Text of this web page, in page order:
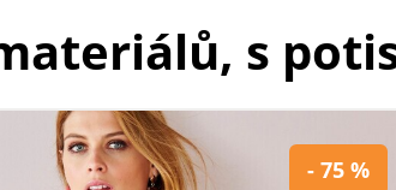
s
- 75 %